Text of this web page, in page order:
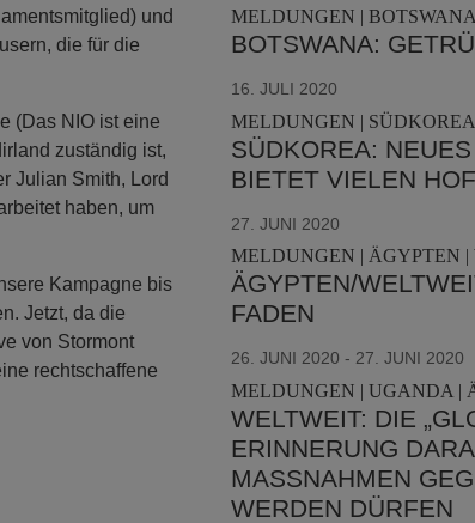
und
die für die
(Das NIO ist eine
zuständig ist,
Julian Smith, Lord
haben, um
Kampagne bis
Jetzt, da die
von Stormont
rechtschaffene
MELDUNGEN |
BOTSWANA:
16. JULI 2020
MELDUNGEN |
SÜDKOREA:
BIETET VIELEN
27. JUNI 2020
MELDUNGEN | ÄGYPTEN |
ÄGYPTEN/
FADEN
26. JUNI 2020 - 27. JUNI 2020
MELDUNGEN | UGANDA |
WELTWEIT: DIE
ERINNERUNG
MASSNAHMEN
ERDEN DÜRFEN